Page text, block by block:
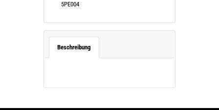
5PE004
Beschreibung